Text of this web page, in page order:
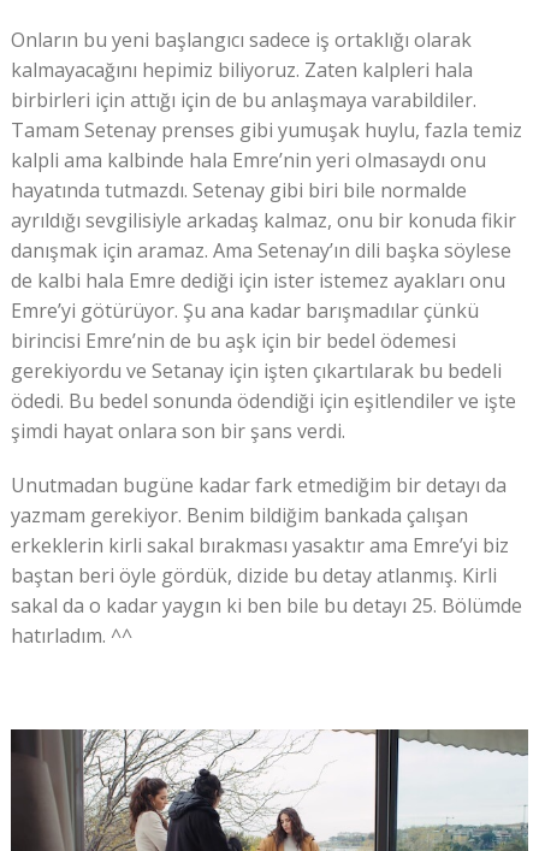
Onların bu yeni başlangıcı sadece iş ortaklığı olarak
kalmayacağını hepimiz biliyoruz. Zaten kalpleri hala
birbirleri için attığı için de bu anlaşmaya varabildiler.
Tamam Setenay prenses gibi yumuşak huylu, fazla temiz
kalpli ama kalbinde hala Emre’nin yeri olmasaydı onu
hayatında tutmazdı. Setenay gibi biri bile normalde
ayrıldığı sevgilisiyle arkadaş kalmaz, onu bir konuda fikir
danışmak için aramaz. Ama Setenay’ın dili başka söylese
de kalbi hala Emre dediği için ister istemez ayakları onu
Emre’yi götürüyor. Şu ana kadar barışmadılar çünkü
birincisi Emre’nin de bu aşk için bir bedel ödemesi
gerekiyordu ve Setanay için işten çıkartılarak bu bedeli
ödedi. Bu bedel sonunda ödendiği için eşitlendiler ve işte
şimdi hayat onlara son bir şans verdi.
Unutmadan bugüne kadar fark etmediğim bir detayı da
yazmam gerekiyor. Benim bildiğim bankada çalışan
erkeklerin kirli sakal bırakması yasaktır ama Emre’yi biz
baştan beri öyle gördük, dizide bu detay atlanmış. Kirli
sakal da o kadar yaygın ki ben bile bu detayı 25. Bölümde
hatırladım. ^^